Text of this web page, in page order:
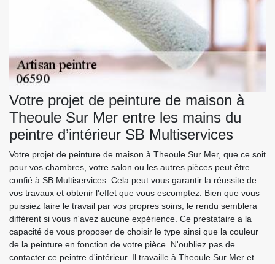
Votre projet de peinture de maison à
Theoule Sur Mer entre les mains du
peintre d’intérieur SB Multiservices
Votre projet de peinture de maison à Theoule Sur Mer, que ce soit
pour vos chambres, votre salon ou les autres pièces peut être
confié à SB Multiservices. Cela peut vous garantir la réussite de
vos travaux et obtenir l'effet que vous escomptez. Bien que vous
puissiez faire le travail par vos propres soins, le rendu semblera
différent si vous n'avez aucune expérience. Ce prestataire a la
capacité de vous proposer de choisir le type ainsi que la couleur
de la peinture en fonction de votre pièce. N'oubliez pas de
contacter ce peintre d'intérieur. Il travaille à Theoule Sur Mer et